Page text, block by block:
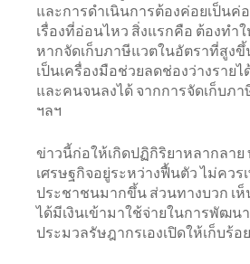
และการดำเนินการต้องค่อยเป็นค่
เรื่องที่อ่อนไหว สิ่งแรกคือ ต้องทำ
หากจัดเก็บภาษีแวตในอัตราที่สูงขึ้
เป็นเครื่องมือช่วยลดช่องว่างราย
และคนจนลงได้ จากการจัดเก็บภ
ฯลฯ
ข่าวนี้ก่อให้เกิดปฏิกิริยาหลากลาย
เศรษฐกิจอยู่ระหว่างฟื้นตัว ไม่ควร
ประชาชนมากขึ้น ส่วนทางบวก เห็
ได้มีเงินเข้ามาใช้จ่ายในการพัฒน
ประมวลรัษฎากรเองเปิดให้เก็บร้อ